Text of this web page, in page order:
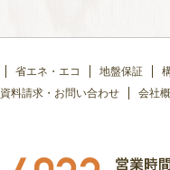
省エネ・エコ 地盤保証
資料請求・お問い合わせ 会社